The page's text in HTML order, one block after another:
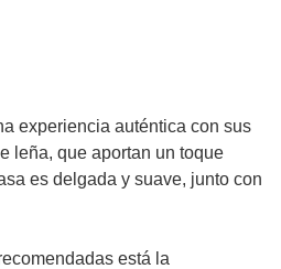
experiencia auténtica con sus
leña, que aportan un toque
es delgada y suave, junto con
está la